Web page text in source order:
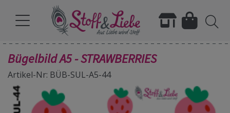
Bügelbild A5 - STRAWBERRIES
Artikel-Nr: BÜB-SUL-A5-44